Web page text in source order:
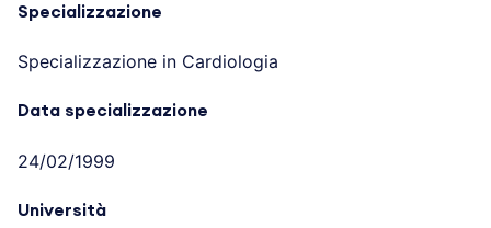
Specializzazione
Specializzazione in Cardiologia
Data specializzazione
24/02/1999
Università